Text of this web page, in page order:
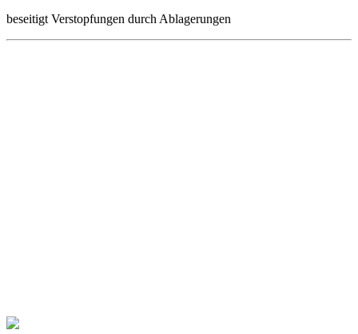
beseitigt Verstopfungen durch Ablagerungen